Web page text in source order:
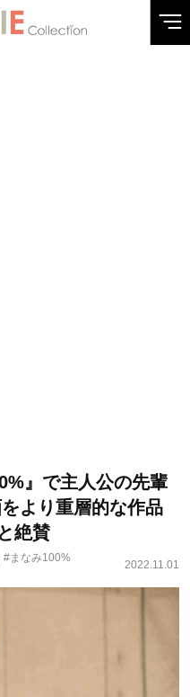
』で主人公の先輩
より重層的な作品
絶賛
#まなみ100%
2022.11.01